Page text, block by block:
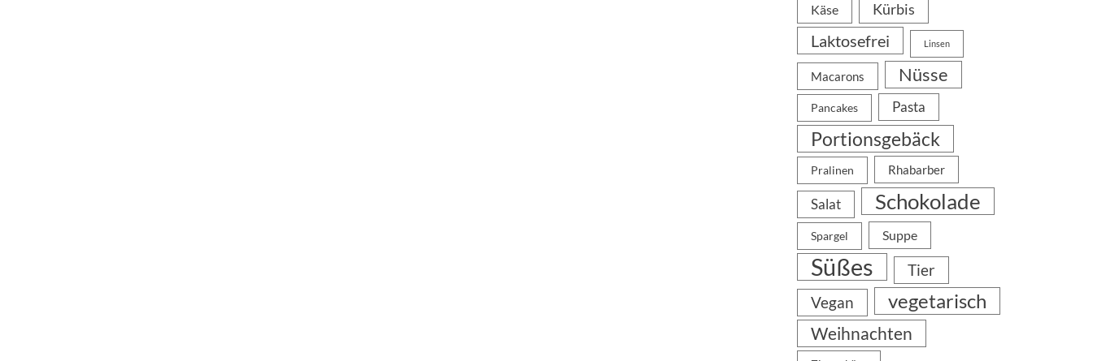
Käse Kürbis
Laktosefrei Linsen
Macarons Nüsse
Pancakes Pasta
Portionsgebäck
Pralinen Rhabarber
Salat Schokolade
Spargel Suppe
Süßes
Tier
Vegan
vegetarisch
Weihnachten